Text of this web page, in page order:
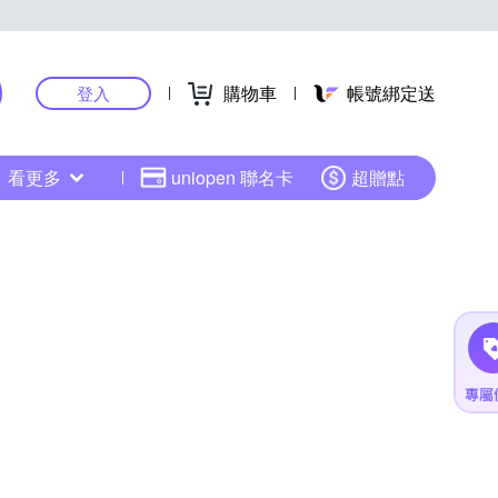
登入 購物車 帳號綁定送
看更多 uniopen 聯名卡 超贈點